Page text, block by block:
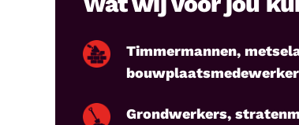
Timmermannen,
Grondwerkers,